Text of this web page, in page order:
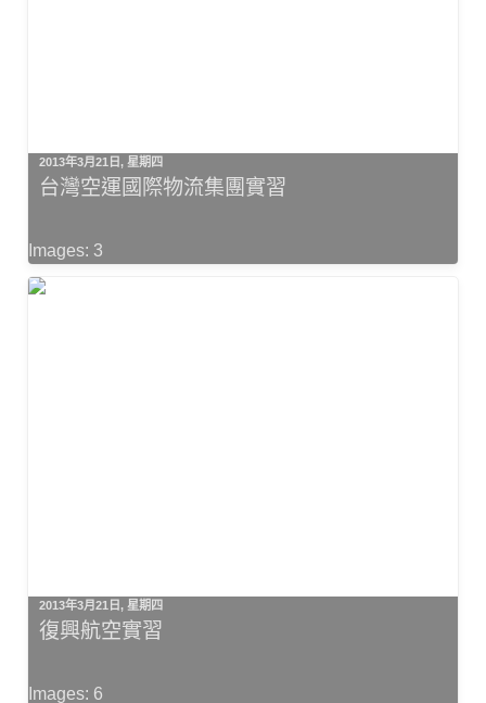
2013年3月21日, 星期四
台灣空運國際物流集團實習
Images: 3
2013年3月21日, 星期四
復興航空實習
Images: 6